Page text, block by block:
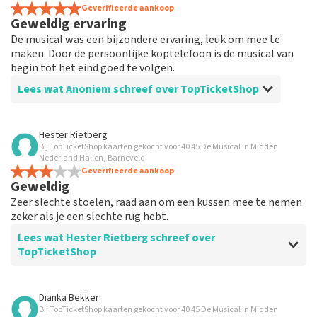
Geverifieerde aankoop
Geweldig ervaring
De musical was een bijzondere ervaring, leuk om mee te
maken. Door de persoonlijke koptelefoon is de musical van
begin tot het eind goed te volgen.
Lees wat Anoniem schreef over TopTicketShop
Beoordeling van Anoniem over
Prima
Ik heb eigenlijk niet veel te vertellen, want alles was
gewoon goed geregeld.
Hester Rietberg
Bij TopTicketShop kaarten gekocht voor 40 45 De Musical in Midden
Nederland Hallen, Barneveld
Geverifieerde aankoop
Geweldig
Zeer slechte stoelen, raad aan om een kussen mee te nemen
zeker als je een slechte rug hebt.
Lees wat Hester Rietberg schreef over
TopTicketShop
Beoordeling van Hester Rietberg over
Dianka Bekker
Bij TopTicketShop kaarten gekocht voor 40 45 De Musical in Midden